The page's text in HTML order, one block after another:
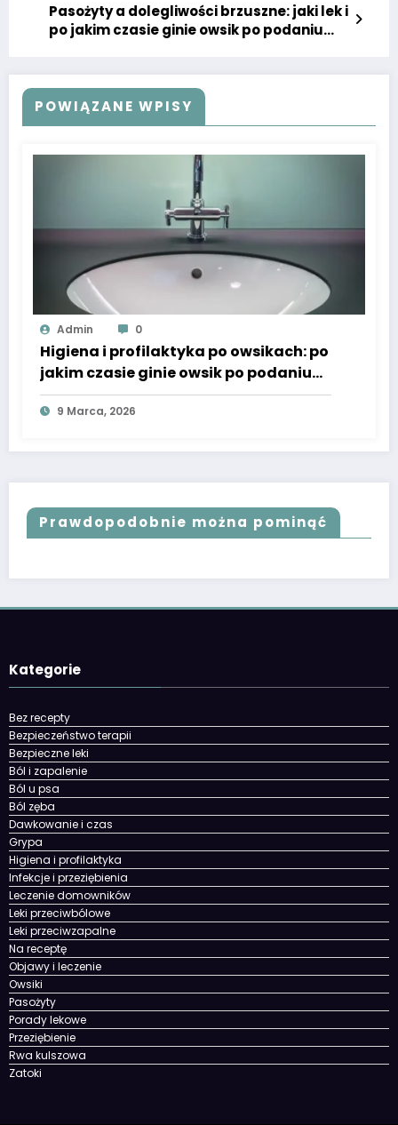
Pasożyty a dolegliwości brzuszne: jaki lek i
po jakim czasie ginie owsik po podaniu
POWIĄZANE WPISY
Admin 0
Higiena i profilaktyka po owsikach: po
jakim czasie ginie owsik po podaniu
leku i co sprzątać
9 Marca, 2026
Prawdopodobnie można pominąć
Kategorie
Bez recepty
Bezpieczeństwo terapii
Bezpieczne leki
Ból i zapalenie
Ból u psa
Ból zęba
Dawkowanie i czas
Grypa
Higiena i profilaktyka
Infekcje i przeziębienia
Leczenie domowników
Leki przeciwbólowe
Leki przeciwzapalne
Na receptę
Objawy i leczenie
Owsiki
Pasożyty
Porady lekowe
Przeziębienie
Rwa kulszowa
Zatoki